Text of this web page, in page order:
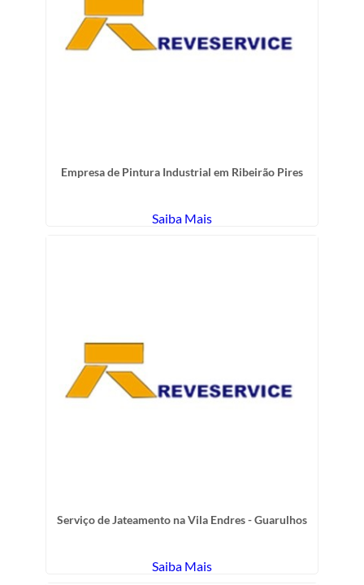
Empresa de Pintura Industrial em Ribeirão Pires
Saiba Mais
Serviço de Jateamento na Vila Endres - Guarulhos
Saiba Mais